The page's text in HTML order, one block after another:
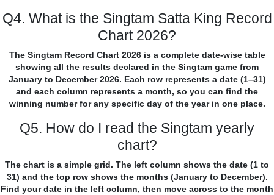
Q4. What is the Singtam Satta King Record
Chart 2026?
The Singtam Record Chart 2026 is a complete date-wise table
showing all the results declared in the Singtam game from
January to December 2026. Each row represents a date (1–31)
and each column represents a month, so you can find the
winning number for any specific day of the year in one place.
Q5. How do I read the Singtam yearly
chart?
The chart is a simple grid. The left column shows the date (1 to
31) and the top row shows the months (January to December).
Find your date in the left column, then move across to the month